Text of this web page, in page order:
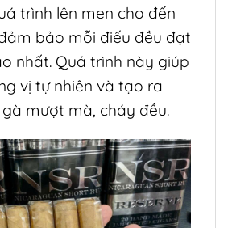
trình lên men cho đến
bảo mỗi điếu đều đạt
nhất. Quá trình này giúp
vị tự nhiên và tạo ra
mượt mà, cháy đều.